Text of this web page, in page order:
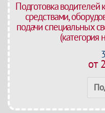
Подготовка
средствами,
подачи специальных
(категория
от